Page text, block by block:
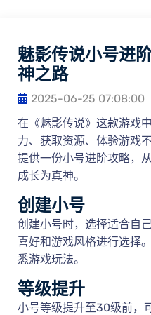
魅影传说小号进
神之路
2025-06-25 07:08:00
在《魅影传说》这款游戏
力、获取资源、体验游戏
提供一份小号进阶攻略，
成长为真神。
创建小号
创建小号时，选择适合自
喜好和游戏风格进行选择
悉游戏玩法。
等级提升
小号等级提升至30级前，